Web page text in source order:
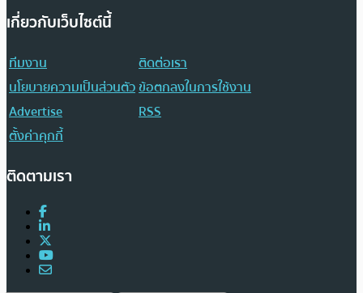
เกี่ยวกับเว็บไซต์นี้
ทีมงาน
ติดต่อเรา
นโยบายความเป็นส่วนตัวข้อตกลงในการใช้งาน
Advertise
RSS
ตั้งค่าคุกกี้
ติดตามเรา